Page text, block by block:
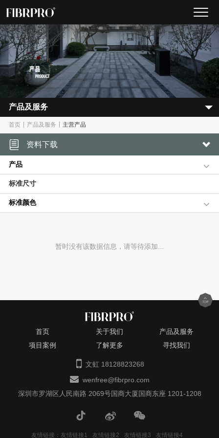
产品及服务
首页 产品及服务 主营产品
资料下载
产品
标准尺寸
标准颜色
暂时没有该数据信息，请等待添加...
首页 关于我们
产品及服务
项目案例
了解更多 寻找我们
文虹 18128823268
wenfree@fibrpro.com
深圳市罗湖区人民南路 2069号国商大厦国商东座 1201-1208
友情链接： 友情链接1 友情链接2 友情链接3 友情链接4